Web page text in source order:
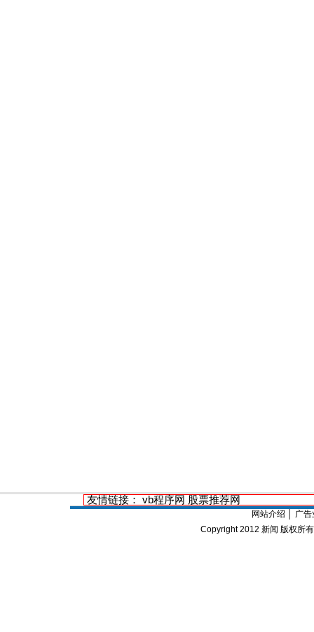
友情链接： vb程序网 股票推荐网
网站介绍
广告
Copyright 2012 新闻 版权所